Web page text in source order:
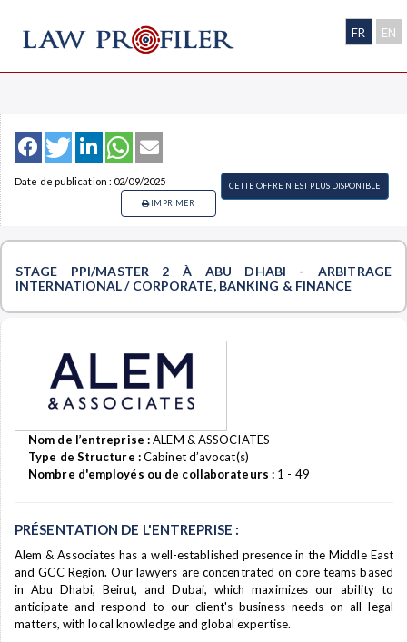
FR EN
Date de publication : 02/09/2025
CETTE OFFRE N'EST PLUS DISPONIBLE
IMPRIMER
STAGE PPI/MASTER 2 À ABU DHABI - ARBITRAGE
INTERNATIONAL / CORPORATE, BANKING & FINANCE
Nom de l’entreprise :ALEM & ASSOCIATES
Type de Structure :Cabinet d’avocat(s)
Nombre d'employés ou de collaborateurs : 1 - 49
PRÉSENTATION DE L'ENTREPRISE :
Alem & Associates has a well-established presence in the Middle East
and GCC Region. Our lawyers are concentrated on core teams based
in Abu Dhabi, Beirut, and Dubai, which maximizes our ability to
anticipate and respond to our client's business needs on all legal
matters, with local knowledge and global expertise.